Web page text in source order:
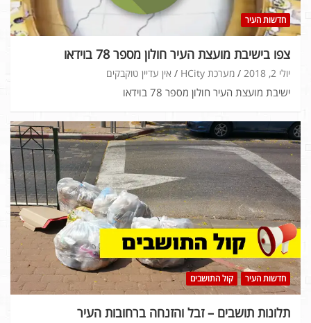
חדשות העיר
צפו בישיבת מועצת העיר חולון מספר 78 בוידאו
יולי 2, 2018 מערכת HCity אין עדיין טוקבקים
ישיבת מועצת העיר חולון מספר 78 בוידאו
חדשות העיר קול התושבים
תלונות תושבים – זבל והזנחה ברחובות העיר